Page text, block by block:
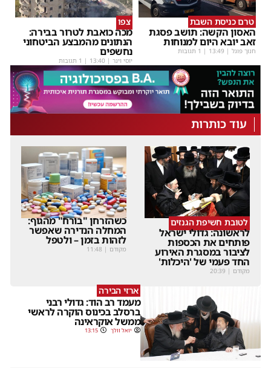
טרם כניסת השבת
האסון הקשה: תושב פסגת
זאב יובא היום למנוחות
חנוך פוגל |
13:49 | 1 תגובות
צפו
מכה כואבת לטרור בבירה:
הנתונים מהמבצע הביטחוני
נחשפים
יוסי וינר |
13:40 | 1 תגובות
עוד כותרות
לטובת חשיפת הגנזים
לראשונה: גדולי ישראל
פותחים את הכספות
לציבור במסגרת האירוע
החד פעמי של 'היכלות'
מקודם |
20:39
כשהזרחן "בורח" מהגוף:
המחלה הנדירה שאפשר
לזהות בזמן – ולטפל
מקודם |
11:48
ארזי הבירה
מעמד רב הוד: גדולי רבני
ברסלב בכינוס הוקרה לראשי
ממשל אוקראינה
יואל וולך 13:15